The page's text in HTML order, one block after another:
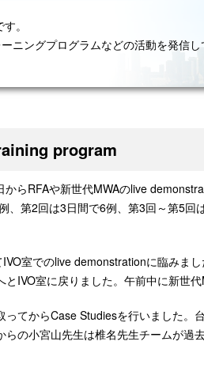
。
ニングプログラムなどの活動を発信
program
らRFAや新世代MWAのlive
第2回は3日間で6例、第3回～第5
室でのlive demonstrationに臨みま
IVO室に戻りました。午前中に新世
てからCase Studiesを行いました
の小宮山先生は椎名先生チームが過